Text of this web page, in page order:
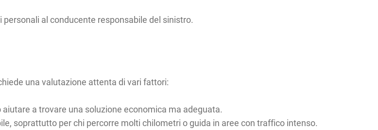
al conducente responsabile del sinistro.
una valutazione attenta di vari fattori:
a trovare una soluzione economica ma adeguata.
soprattutto per chi percorre molti chilometri o guida in aree con traffico intenso.